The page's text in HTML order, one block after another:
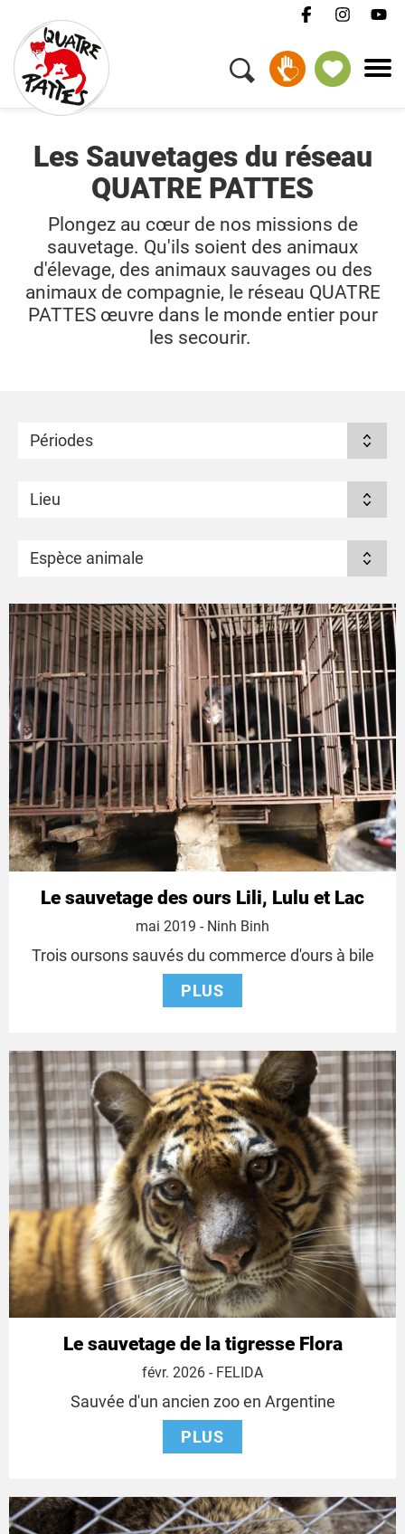
Les Sauvetages du réseau
QUATRE PATTES
Plongez au cœur de nos missions de
sauvetage. Qu'ils soient des animaux
d'élevage, des animaux sauvages ou des
animaux de compagnie, le réseau QUATRE
PATTES œuvre dans le monde entier pour
les secourir.
Périodes
Lieu
Espèce animale
Le sauvetage des ours Lili, Lulu et Lac
16
2019
mai 2019 - Ninh Binh
Trois oursons sauvés du commerce d'ours à bile
PLUS
Le sauvetage de la tigresse Flora
1
2026
févr. 2026 - FELIDA
Sauvée d'un ancien zoo en Argentine
PLUS